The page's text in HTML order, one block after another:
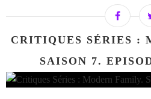
CRITIQUES SÉRIES :
SAISON 7.